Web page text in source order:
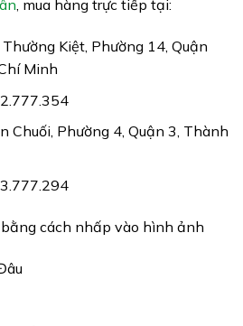
, mua hàng trực tiếp tại:
Kiệt, Phường 14, Quận
Minh
Chuối, Phường 4, Quận 3, Thành
cách nhấp vào hình ảnh